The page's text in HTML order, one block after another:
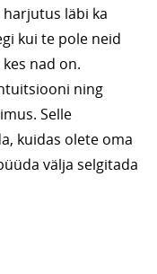
läbi ka
kui te pole neid
nad on.
ning
Selle
kuidas olete oma
välja selgitada